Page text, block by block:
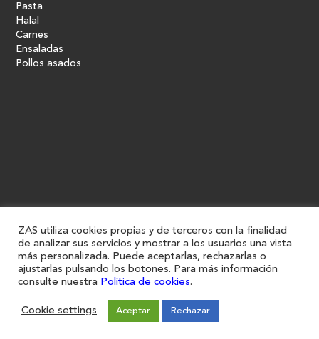
Pasta
Halal
Carnes
Ensaladas
Pollos asados
ZAS utiliza cookies propias y de terceros con la finalidad
de analizar sus servicios y mostrar a los usuarios una vista
más personalizada. Puede aceptarlas, rechazarlas o
ajustarlas pulsando los botones. Para más información
consulte nuestra Política de cookies.
Cookie settings Aceptar Rechazar